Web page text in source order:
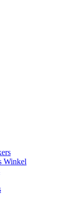
Winkel